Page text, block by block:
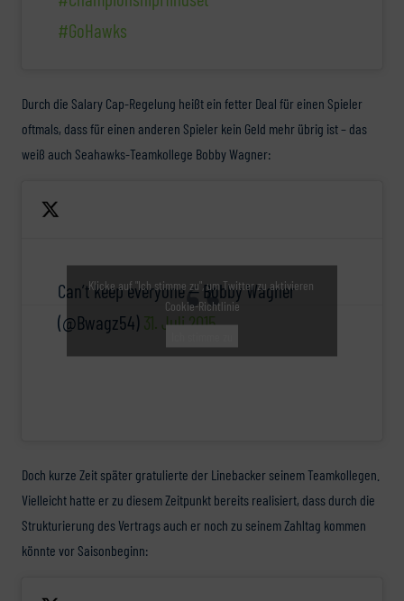
#GoHawks
Durch die Salary Cap-Regelung heißt ein fetter Deal für einen Spieler
oftmals, dass für einen anderen Spieler kein Geld mehr übrig ist – das
weiß auch Seahawks-Teamkollege Bobby Wagner:
Can’t keep everyone — Bobby Wagner
(@Bwagz54) 31. Juli 2015
Klicke auf "Ich stimme zu", um Twitter zu aktivieren
Cookie-Richtlinie
Doch kurze Zeit später gratulierte der Linebacker seinem Teamkollegen.
Vielleicht hatte er zu diesem Zeitpunkt bereits realisiert, dass durch die
Strukturierung des Vertrags auch er noch zu seinem Zahltag kommen
könnte vor Saisonbeginn: